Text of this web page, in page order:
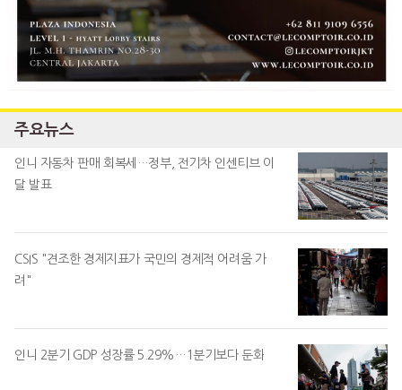
주요뉴스
인니 자동차 판매 회복세…정부, 전기차 인센티브 이
달 발표
CSIS "견조한 경제지표가 국민의 경제적 어려움 가
려"
인니 2분기 GDP 성장률 5.29%…1분기보다 둔화